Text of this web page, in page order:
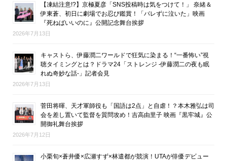
【凍結注意!?】京極夏彦「SNS投稿時は気をつけて！」 奈緒＆
伊東蒼、初日に劇場でお忍び鑑賞！「バレずに泣いた」映画
『死ねばいいのに』公開記念舞台挨拶
2026年7月13日
キャストら、伊藤潤二ワールドで狂気に染まる！“一番怖い”視
聴タイミングとは？ドラマ24「ストレンジ -伊藤潤二の夜も眠
れぬ奇妙な話-」記者会見
2026年7月13日
菅田将暉、天才軍師役も「国語は2点」と自虐！？本木雅弘は司
会を差し置いて監督を質問攻め！吉高由里子 映画『黒牢城』公
開御礼舞台挨拶
2026年7月12日
小栗旬×蒼井優×広瀬すず×林遣都が競演！UTAが俳優デビュー